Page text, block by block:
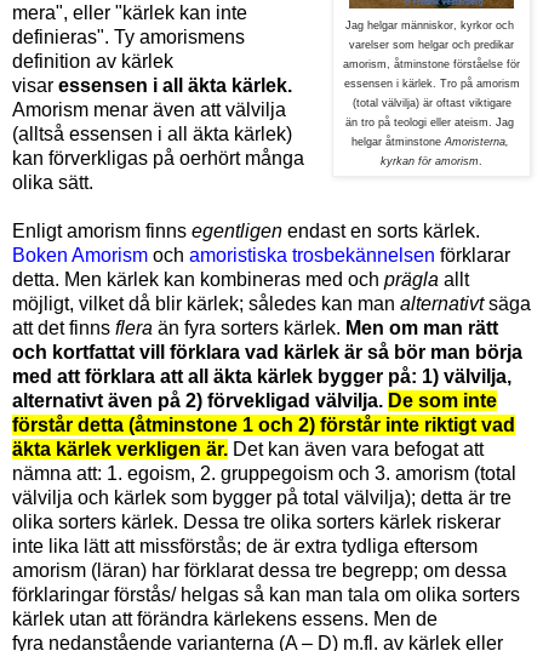
Jag helgar människor, kyrkor och
varelser som helgar och predikar
amorism, åtminstone förståelse för
essensen i kärlek. Tro på amorism
(total välvilja) är oftast viktigare
än tro på teologi eller ateism. Jag
helgar åtminstone Amoristerna,
kyrkan för amorism
mera", eller "kärlek kan inte
definieras". Ty amorismens
definition av kärlek
visar essensen i all äkta kärlek.
Amorism menar även att välvilja
(alltså essensen i all äkta kärlek)
kan förverkligas på oerhört många
olika sätt.
Enligt amorism finns egentligen endast en sorts kärlek.
Boken Amorism och amoristiska trosbekännelsen förklarar
detta. Men kärlek kan kombineras med och prägla allt
möjligt, vilket då blir kärlek; således kan man alternativtsäga
att det finns flera än fyra sorters kärlek. Men om man rätt
och kortfattat vill förklara vad kärlek är så bör man börja
med att förklara att all äkta kärlek bygger på: 1) välvilja,
alternativt även på 2) förvekligad välvilja. De som inte
förstår detta (åtminstone 1 och 2) förstår inte riktigt vad
äkta kärlek verkligen är. Det kan även vara befogat att
nämna att: 1. egoism, 2. gruppegoism och 3. amorism (total
välvilja och kärlek som bygger på total välvilja); detta är tre
olika sorters kärlek. Dessa tre olika sorters kärlek riskerar
inte lika lätt att missförstås; de är extra tydliga eftersom
amorism (läran) har förklarat dessa tre begrepp; om dessa
förklaringar förstås/ helgas så kan man tala om olika sorters
kärlek utan att förändra kärlekens essens. Men de
fyra nedanstående varianterna (A – D) m.fl. av kärlek eller